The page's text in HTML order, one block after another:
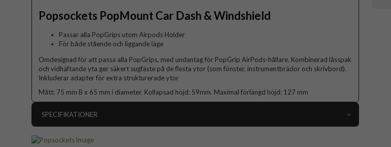
Popsockets PopMount Car Dash & Windshield
Passar alla PopGrips utom Airpods Holder
För både stående och liggande läge
Omdesignad för att passa alla PopGrips, med undantag för PopGrip AirPods-hållare. Kombinerad låsspak
och vidhäftande yta ger säkert sugfäste på de flesta ytor (som fönster, instrumentbrädor och skrivbord).
Inkluderar adapter för extra strukturerade ytor
Mått: 75 mm B x 65 mm i diameter. Kollapsad höjd: 59mm. Maximal förlängd höjd: 127 mm
SPECIFIKATIONER